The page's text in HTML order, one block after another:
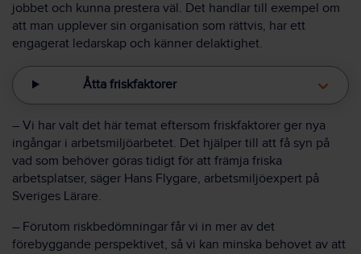
jobbet och kunna prestera väl. Det handlar till exempel om
att man upplever sin organisation som rättvis, har ett
engagerat ledarskap och känner delaktighet.
Åtta friskfaktorer
– Vi har valt det här temat eftersom friskfaktorer ger nya
ingångar i arbetsmiljöarbetet. Det hjälper till att få syn på
vad som behöver göras tidigt för att främja friska
arbetsplatser, säger Hans Flygare, arbetsmiljöexpert på
Sveriges Lärare.
– Förutom riskbedömningar får vi in mer av det
förebyggande perspektivet, så vi kan minska behovet av att